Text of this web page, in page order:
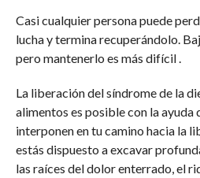
Casi cualquier persona puede
lucha y termina recuperándolo.
pero mantenerlo es más difícil .
La liberación del síndrome de la
alimentos es posible con la ayuda
interponen en tu camino hacia la
estás dispuesto a excavar
las raíces del dolor enterrado, el